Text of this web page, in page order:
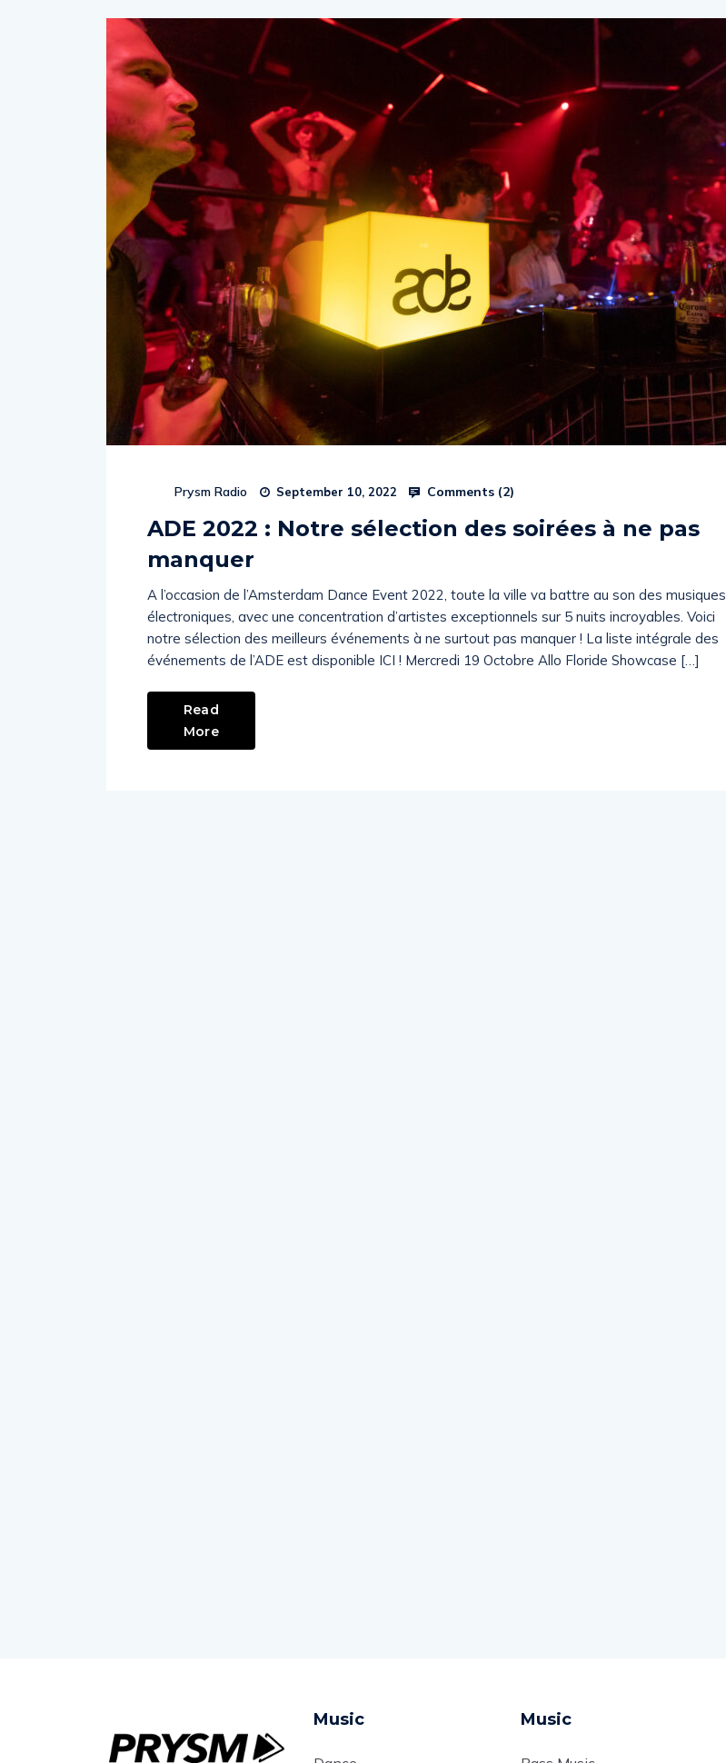
Prysm Radio September 10, 2022 Comments (2)
ADE 2022 : Notre sélection des soirées à ne pas
manquer
A l’occasion de l’Amsterdam Dance Event 2022, toute la ville va battre au son des musiques
électroniques, avec une concentration d’artistes exceptionnels sur 5 nuits incroyables. Voici
notre sélection des meilleurs événements à ne surtout pas manquer ! La liste intégrale des
événements de l’ADE est disponible ICI ! Mercredi 19 Octobre Allo Floride Showcase […]
Read
More
Music Music